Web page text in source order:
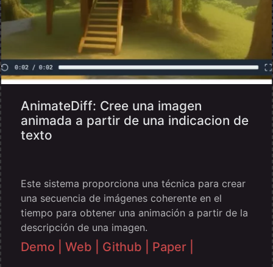
AnimateDiff: Cree una imagen
animada a partir de una indicacion de
texto
Este sistema proporciona una técnica para crear
una secuencia de imágenes coherente en el
tiempo para obtener una animación a partir de la
descripción de una imagen.
Demo | Web | Github | Paper |